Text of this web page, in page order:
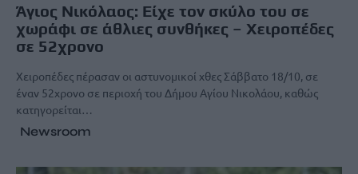
Άγιος Νικόλαος: Είχε τον σκύλο του σε
χωράφι σε άθλιες συνθήκες – Χειροπέδες
σε 52χρονο
Χειροπέδες πέρασαν οι αστυνομικοί χθες Σάββατο 18/10, σε
έναν 52χρονο σε περιοχή του Δήμου Αγίου Νικολάου, καθώς
κατηγορείται…
Newsroom